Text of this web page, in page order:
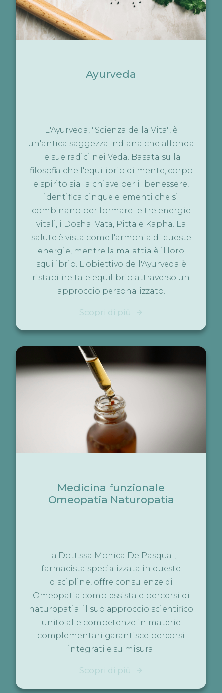
Ayurveda
L'Ayurveda, "Scienza della Vita", è
un'antica saggezza indiana che affonda
le sue radici nei Veda. Basata sulla
filosofia che l'equilibrio di mente, corpo
e spirito sia la chiave per il benessere,
identifica cinque elementi che si
combinano per formare le tre energie
vitali, i Dosha: Vata, Pitta e Kapha. La
salute è vista come l'armonia di queste
energie, mentre la malattia è il loro
squilibrio. L'obiettivo dell'Ayurveda è
ristabilire tale equilibrio attraverso un
approccio personalizzato.
Scopri di più
Medicina funzionale
Omeopatia Naturopatia
La Dott.ssa Monica De Pasqual,
farmacista specializzata in queste
discipline, offre consulenze di
Omeopatia complessista e percorsi di
naturopatia: il suo approccio scientifico
unito alle competenze in materie
complementari garantisce percorsi
integrati e su misura.
Scopri di più